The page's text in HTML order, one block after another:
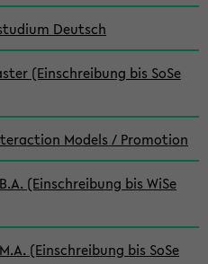
Deutsch
(Einschreibung bis SoSe
Models / Promotion
(Einschreibung bis WiSe
(Einschreibung bis SoSe